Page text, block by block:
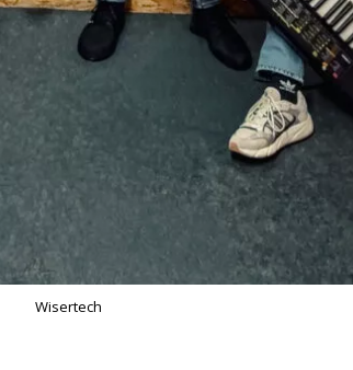
Wisertech